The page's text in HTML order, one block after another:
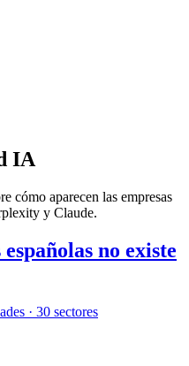
IA
cómo aparecen las empresas
y Claude.
no existe
· 30 sectores